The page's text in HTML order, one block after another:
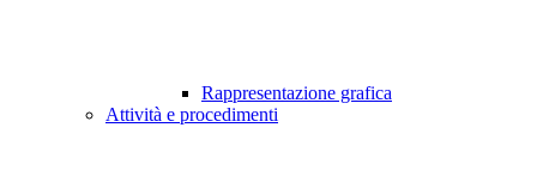
Rappresentazione grafica
Attività e procedimenti